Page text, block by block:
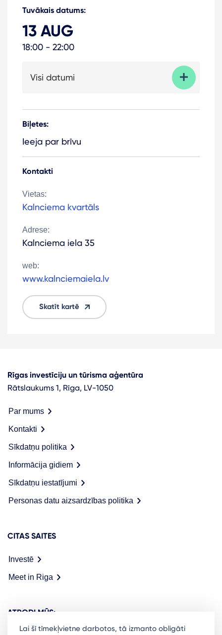
Tuvākais datums:
13 AUG
18:00 - 22:00
Visi datumi
Biļetes:
Ieeja par brīvu
Kontakti
Vietas:
Kalnciema kvartāls
Adrese:
Kalnciema iela 35
web:
www.kalnciemaiela.lv
Skatīt kartē
Rīgas investīciju un tūrisma aģentūra
Rātslaukums 1, Rīga, LV-1050
Par mums
Kontakti
Sīkdatņu politika
Informācija gidiem
Sīkdatņu iestatījumi
Personas datu aizsardzības politika
CITAS SAITES
Investē
Meet in Riga
ATRODI MŪS:
Lai šī tīmekļvietne darbotos, tā izmanto obligāti